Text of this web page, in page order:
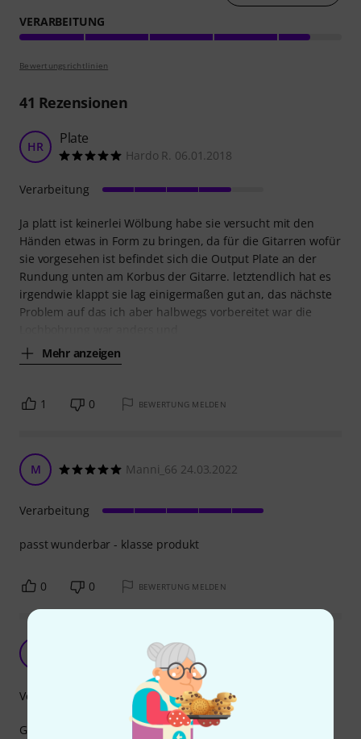
VERARBEITUNG
Bewertungsrichtlinien
41 Rezensionen
HR Plate
Hardo R. 06.01.2018
Ja platt ist keinerlei Wölbung habe sie versucht mit den
Händen etwas in Form zu bringen, da für die Gitarren wofür
sie vorgesehen ist befindet sich die Output Plate an der
Rundung unten am Korbus der Gitarre. letztendlich hat es
irgendwie klappt sie lag einigermaßen gut an, das nächste
Problem auf das ich aber halbwegs vorbereitet war die
Mehr anzeigen
Verarbeitung
1 0 BEWERTUNG MELDEN
M Manni_66 24.03.2022
passt wunderbar - klasse produkt
Verarbeitung
0 0 BEWERTUNG MELDEN
Passt hervorragend
Locutus 26.05.2020
Gute Verarbeitung, keine scharfen Kanten.
Verarbeitung